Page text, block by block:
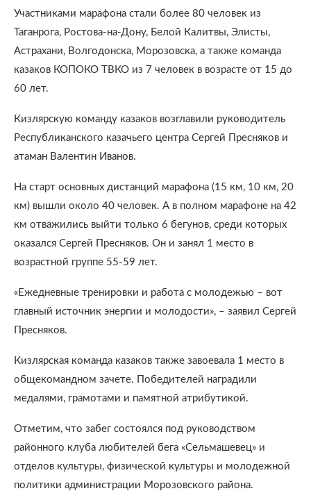
Участниками марафона стали более 80 человек из
Таганрога, Ростова-на-Дону, Белой Калитвы, Элисты,
Астрахани, Волгодонска, Морозовска, а также команда
казаков КОПОКО ТВКО из 7 человек в возрасте от 15 до
60 лет.
Кизлярскую команду казаков возглавили руководитель
Республиканского казачьего центра Сергей Пресняков и
атаман Валентин Иванов.
На старт основных дистанций марафона (15 км, 10 км, 20
км) вышли около 40 человек. А в полном марафоне на 42
км отважились выйти только 6 бегунов, среди которых
оказался Сергей Пресняков. Он и занял 1 место в
возрастной группе 55-59 лет.
«Ежедневные тренировки и работа с молодежью – вот
главный источник энергии и молодости», – заявил Сергей
Пресняков.
Кизлярская команда казаков также завоевала 1 место в
общекомандном зачете. Победителей наградили
медалями, грамотами и памятной атрибутикой.
Отметим, что забег состоялся под руководством
районного клуба любителей бега «Сельмашевец» и
отделов культуры, физической культуры и молодежной
политики администрации Морозовского района.